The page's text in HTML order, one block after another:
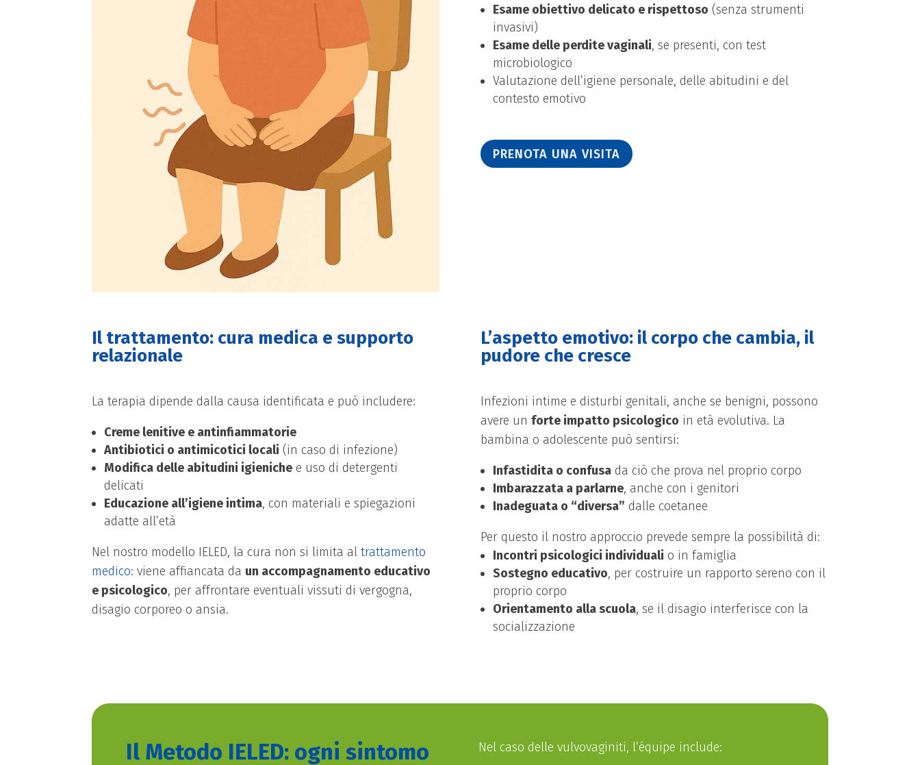
Esame obiettivo delicato e rispettoso (senza strumenti
invasivi)
Esame delle perdite vaginali, se presenti, con test
microbiologico
Valutazione dell’igiene personale, delle abitudini e del
contesto emotivo
PRENOTA UNA VISITA
Il trattamento: cura medica e supporto
relazionale
La terapia dipende dalla causa identificata e può includere:
Creme lenitive e antinfiammatorie
Antibiotici o antimicotici locali (in caso di infezione)
Modifica delle abitudini igieniche e uso di detergenti
delicati
Educazione all’igiene intima, con materiali e spiegazioni
adatte all’età
Nel nostro modello IELED, la cura non si limita altrattamento
medico: viene affiancata da un accompagnamento educativo
e psicologico, per affrontare eventuali vissuti di vergogna,
disagio corporeo o ansia.
L’aspetto emotivo: il corpo che cambia, il
pudore che cresce
Infezioni intime e disturbi genitali, anche se benigni, possono
avere un forte impatto psicologico in età evolutiva. La
bambina o adolescente può sentirsi:
Infastidita o confusada ciò che prova nel proprio corpo
Imbarazzata a parlarne, anche con i genitori
Inadeguata o “diversa” dalle coetanee
Per questo il nostro approccio prevede sempre la possibilità di:
Incontri psicologici individuali o in famiglia
Sostegno educativo, per costruire un rapporto sereno con il
proprio corpo
Orientamento alla scuola, se il disagio interferisce con la
socializzazione
Il Metodo IELED: ogni sintomo Nel caso delle vulvovaginiti, l’équipe include: